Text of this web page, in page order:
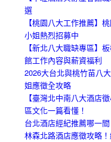
選
【桃園八大工作推薦】
小姐熱烈招募中
【新北八大職缺專區】
館工作內容與薪資福利
2026大台北與桃竹苗八
姐應徵全攻略
【臺灣北中南八大酒店
區文化一篇看懂！
台北酒店經紀推薦哪一
林森北路酒店應徵攻略